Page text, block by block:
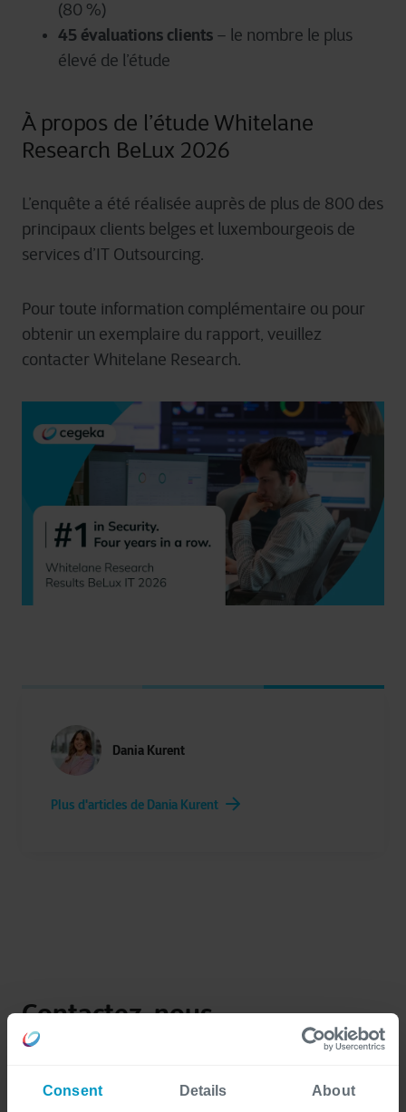
Consent Details About
(80 %)
45 évaluations clients – le nombre le plus
élevé de l’étude
À propos de l’étude Whitelane
Research BeLux 2026
L’enquête a été réalisée auprès de plus de 800 des
principaux clients belges et luxembourgeois de
services d’IT Outsourcing.
Pour toute information complémentaire ou pour
obtenir un exemplaire du rapport, veuillez
contacter Whitelane Research.
Dania Kurent
Plus d'articles de Dania Kurent
Contactez-nous